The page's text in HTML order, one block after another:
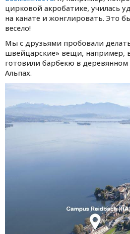
цирковой акробатике, училась
на канате и жонглировать. Это
весело!
Мы с друзьями пробовали
швейцарские» вещи, например,
готовили барбекю в
Альпах.